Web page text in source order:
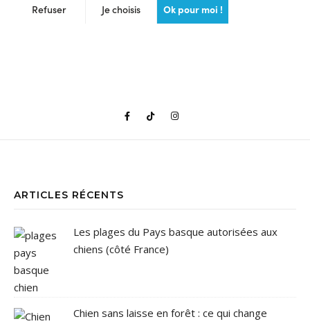
ARTICLES RÉCENTS
Les plages du Pays basque autorisées aux
chiens (côté France)
Chien sans laisse en forêt : ce qui change